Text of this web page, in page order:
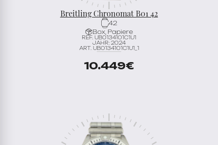
Breitling Chronomat B01 42
42
Box, Papiere
REF. UB0134101C1U1
JAHR: 2024
ART. UB0134101C1U1_1
10.449€